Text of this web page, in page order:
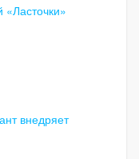
внедряет